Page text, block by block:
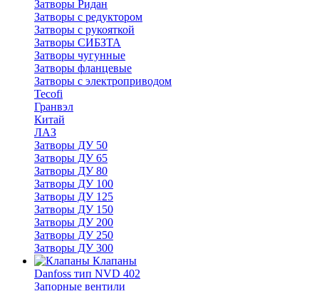
Затворы Ридан
Затворы с редуктором
Затворы с рукояткой
Затворы СИБЗТА
Затворы чугунные
Затворы фланцевые
Затворы с электроприводом
Tecofi
Гранвэл
Китай
ЛАЗ
Затворы ДУ 50
Затворы ДУ 65
Затворы ДУ 80
Затворы ДУ 100
Затворы ДУ 125
Затворы ДУ 150
Затворы ДУ 200
Затворы ДУ 250
Затворы ДУ 300
Клапаны
Danfoss тип NVD 402
Запорные вентили